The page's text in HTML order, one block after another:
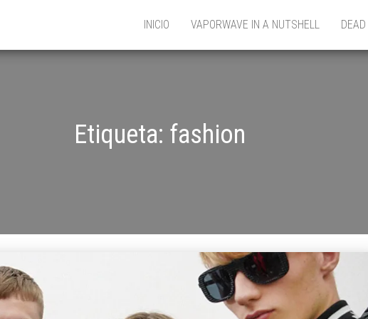
INICIO VAPORWAVE IN A NUTSHELL
Etiqueta: fashion